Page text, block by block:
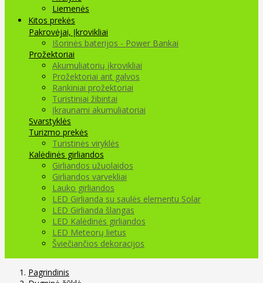
Liemenės
Kitos prekės
Pakrovėjai, Įkrovikliai
Išorinės baterijos - Power Bankai
Prožektoriai
Akumuliatorių įkrovikliai
Prožektoriai ant galvos
Rankiniai prožektoriai
Turistiniai žibintai
Įkraunami akumuliatoriai
Svarstyklės
Turizmo prekės
Turistinės viryklės
Kalėdinės girliandos
Girliandos užuolaidos
Girliandos varvekliai
Lauko girliandos
LED Girlianda su saulės elementu Solar
LED Girlianda šlangas
LED Kalėdinės girliandos
LED Meteorų lietus
Šviečiančios dekoracijos
Pagrindinis